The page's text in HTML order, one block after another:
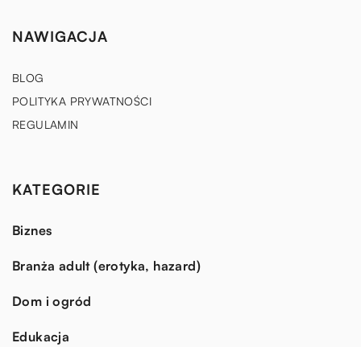
NAWIGACJA
BLOG
POLITYKA PRYWATNOŚCI
REGULAMIN
KATEGORIE
Biznes
Branża adult (erotyka, hazard)
Dom i ogród
Edukacja